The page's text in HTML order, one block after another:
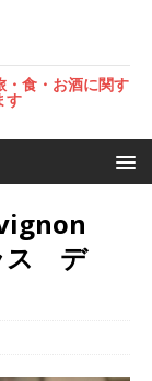
・食・お酒に関す
す
ス デ